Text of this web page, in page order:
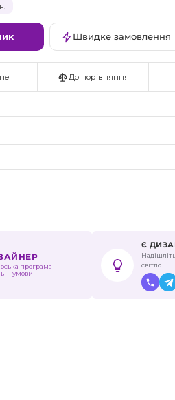
Швидке замовлення
До порівняння
програма —
умови
Є
світло